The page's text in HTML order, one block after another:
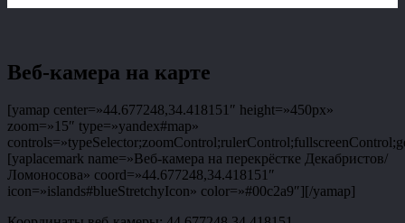
Веб-камера на карте
[yamap center=»44.677248,34.418151″ height=»450px»
zoom=»15″ type=»yandex#map»
[yaplacemark name=»Веб-камера на перекрёстке Декабристов/
Ломоносова» coord=»44.677248,34.418151″
icon=»islands#blueStretchyIcon» color=»#00c2a9″][/yamap]